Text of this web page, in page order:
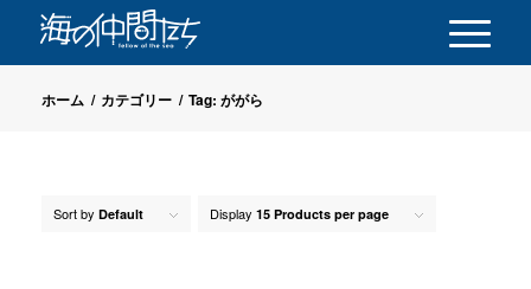
ホーム / カテゴリー / Tag: ががら
Sort by Default Display 15 Products per page